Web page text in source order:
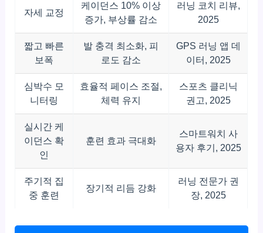
자세 교정
케이던스 10% 이상
증가, 부상률 감소
러닝 코치 리뷰,
2025
짧고 빠른
보폭
발 충격 최소화, 피
로도 감소
GPS 러닝 앱 데
이터, 2025
심박수 모
니터링
효율적 페이스 조절,
체력 유지
스포츠 클리닉
권고, 2025
실시간 케
이던스 확
인
훈련 효과 극대화
스마트워치 사
용자 후기, 2025
주기적 집
중 훈련
장기적 리듬 강화
러닝 전문가 권
장, 2025